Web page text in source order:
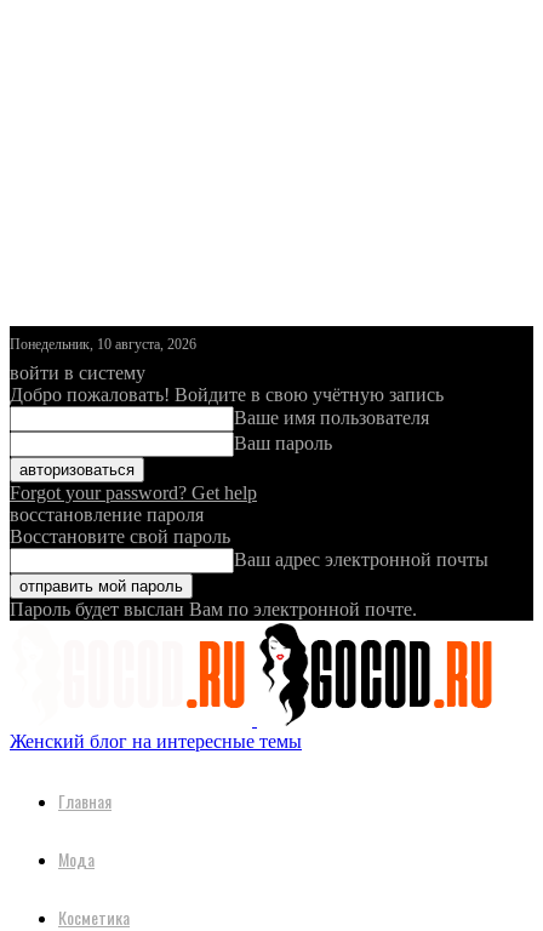
Понедельник, 10 августа, 2026
войти в систему
Добро пожаловать! Войдите в свою учётную запись
Ваше имя пользователя
Ваш пароль
Forgot your password? Get help
восстановление пароля
Восстановите свой пароль
Ваш адрес электронной почты
Пароль будет выслан Вам по электронной почте.
Женский блог на интересные темы
Главная
Мода
Косметика